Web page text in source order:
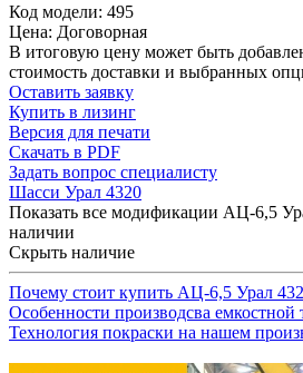
Код модели: 495
Цена: Договорная
В итоговую цену может быть
стоимость доставки и выбранных
Оставить заявку
Купить в лизинг
Версия для печати
Скачать в PDF
Задать вопрос специалисту
Шасси Урал 4320
Показать все модификации АЦ-6,5
наличии
Скрыть наличие
Почему стоит купить АЦ-6,5 Урал
Особенности производсва емкостной
Технология покраски на нашем